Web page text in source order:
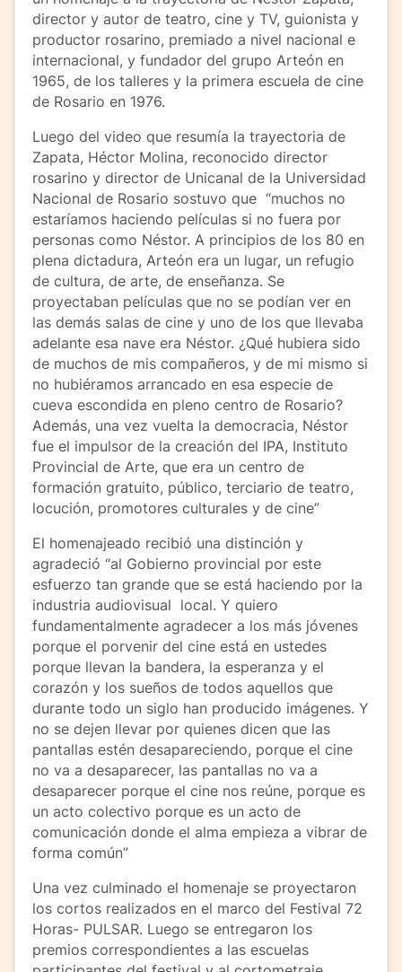
director y autor de teatro, cine y TV, guionista y
productor rosarino, premiado a nivel nacional e
internacional, y fundador del grupo Arteón en
1965, de los talleres y la primera escuela de cine
de Rosario en 1976.
Luego del video que resumía la trayectoria de
Zapata, Héctor Molina, reconocido director
rosarino y director de Unicanal de la Universidad
Nacional de Rosario sostuvo que “muchos no
estaríamos haciendo películas si no fuera por
personas como Néstor. A principios de los 80 en
plena dictadura, Arteón era un lugar, un refugio
de cultura, de arte, de enseñanza. Se
proyectaban películas que no se podían ver en
las demás salas de cine y uno de los que llevaba
adelante esa nave era Néstor. ¿Qué hubiera sido
de muchos de mis compañeros, y de mi mismo si
no hubiéramos arrancado en esa especie de
cueva escondida en pleno centro de Rosario?
Además, una vez vuelta la democracia, Néstor
fue el impulsor de la creación del IPA, Instituto
Provincial de Arte, que era un centro de
formación gratuito, público, terciario de teatro,
locución, promotores culturales y de cine”
El homenajeado recibió una distinción y
agradeció “al Gobierno provincial por este
esfuerzo tan grande que se está haciendo por la
industria audiovisual local. Y quiero
fundamentalmente agradecer a los más jóvenes
porque el porvenir del cine está en ustedes
porque llevan la bandera, la esperanza y el
corazón y los sueños de todos aquellos que
durante todo un siglo han producido imágenes. Y
no se dejen llevar por quienes dicen que las
pantallas estén desapareciendo, porque el cine
no va a desaparecer, las pantallas no va a
desaparecer porque el cine nos reúne, porque es
un acto colectivo porque es un acto de
comunicación donde el alma empieza a vibrar de
forma común”
Una vez culminado el homenaje se proyectaron
los cortos realizados en el marco del Festival 72
Horas- PULSAR. Luego se entregaron los
premios correspondientes a las escuelas